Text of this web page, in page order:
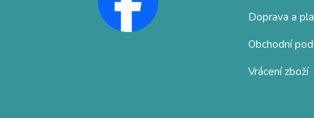
Doprava a
Obchodní
Vrácení zboží